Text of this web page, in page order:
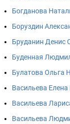
Богданова
Боруздин
Бруданин Денис
Буденная
Булатова Ольга
Васильева Елена
Васильева
Васильева